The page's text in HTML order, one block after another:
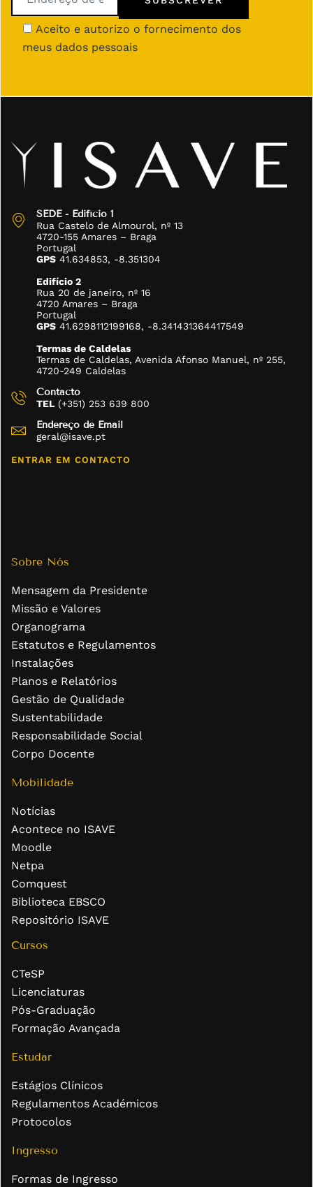
Aceito e autorizo o fornecimento dos
meus dados pessoais
SEDE - Edifício 1
Rua Castelo de Almourol, nº 13
4720-155 Amares – Braga
Portugal
GPS 41.634853, -8.351304
Edifício 2
Rua 20 de janeiro, nº 16
4720 Amares – Braga
Portugal
GPS 41.6298112199168, -8.341431364417549
Termas de Caldelas
Termas de Caldelas, Avenida Afonso Manuel, nº 255,
4720-249 Caldelas
Contacto
TEL (+351) 253 639 800
Endereço de Email
geral@isave.pt
ENTRAR EM CONTACTO
Sobre Nós
Mensagem da Presidente
Missão e Valores
Organograma
Estatutos e Regulamentos
Instalações
Planos e Relatórios
Gestão de Qualidade
Sustentabilidade
Responsabilidade Social
Corpo Docente
Mobilidade
Notícias
Acontece no ISAVE
Moodle
Netpa
Comquest
Biblioteca EBSCO
Repositório ISAVE
Cursos
CTeSP
Licenciaturas
Pós-Graduação
Formação Avançada
Estudar
Estágios Clínicos
Regulamentos Académicos
Protocolos
Ingresso
Formas de Ingresso